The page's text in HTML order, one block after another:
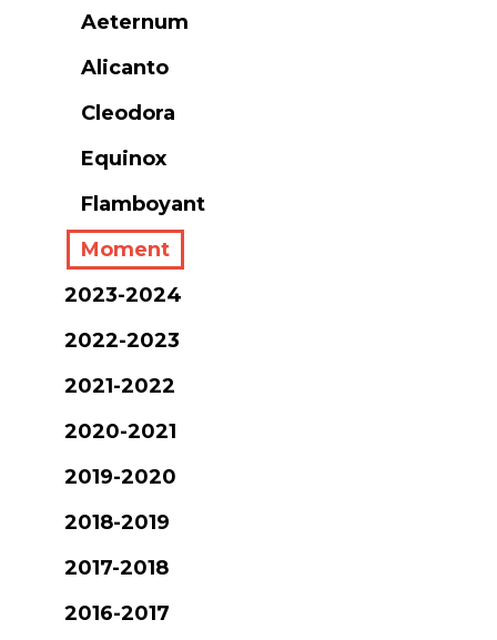
Aeternum
Alicanto
Cleodora
Equinox
Flamboyant
Moment
2023-2024
2022-2023
2021-2022
2020-2021
2019-2020
2018-2019
2017-2018
2016-2017